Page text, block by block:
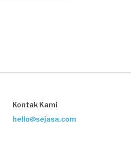
Kontak Kami
hello@sejasa.com